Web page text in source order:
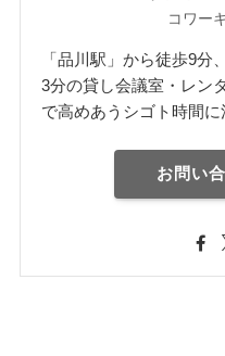
コワー
「品川駅」から徒歩9
3分の貸し会議室・レン
で高めあうシゴト時間に
お問い